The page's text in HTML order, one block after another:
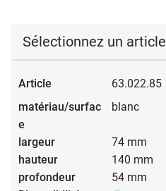
Sélectionnez un article
63.022.85
blanc
74 mm
140 mm
54 mm